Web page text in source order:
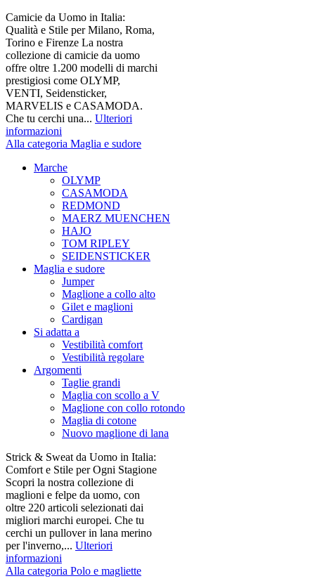
Camicie da Uomo in Italia:
Qualità e Stile per Milano, Roma,
Torino e Firenze La nostra
collezione di camicie da uomo
offre oltre 1.200 modelli di marchi
prestigiosi come OLYMP,
VENTI, Seidensticker,
MARVELIS e CASAMODA.
Che tu cerchi una... Ulteriori
informazioni
Alla categoria Maglia e sudore
Marche
OLYMP
CASAMODA
REDMOND
MAERZ MUENCHEN
HAJO
TOM RIPLEY
SEIDENSTICKER
Maglia e sudore
Jumper
Maglione a collo alto
Gilet e maglioni
Cardigan
Si adatta a
Vestibilità comfort
Vestibilità regolare
Argomenti
Taglie grandi
Maglia con scollo a V
Maglione con collo rotondo
Maglia di cotone
Nuovo maglione di lana
Strick & Sweat da Uomo in Italia:
Comfort e Stile per Ogni Stagione
Scopri la nostra collezione di
maglioni e felpe da uomo, con
oltre 220 articoli selezionati dai
migliori marchi europei. Che tu
cerchi un pullover in lana merino
per l'inverno,... Ulteriori
informazioni
Alla categoria Polo e magliette